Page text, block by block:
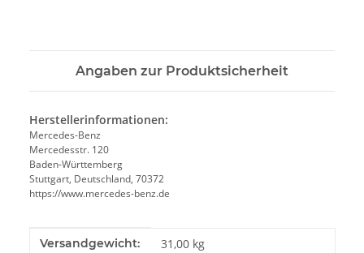
Angaben zur Produktsicherheit
Herstellerinformationen:
Mercedes-Benz
Mercedesstr. 120
Baden-Württemberg
Stuttgart, Deutschland, 70372
https://www.mercedes-benz.de
Produkteigenschaft
Wert
Versandgewicht: 31,00 kg